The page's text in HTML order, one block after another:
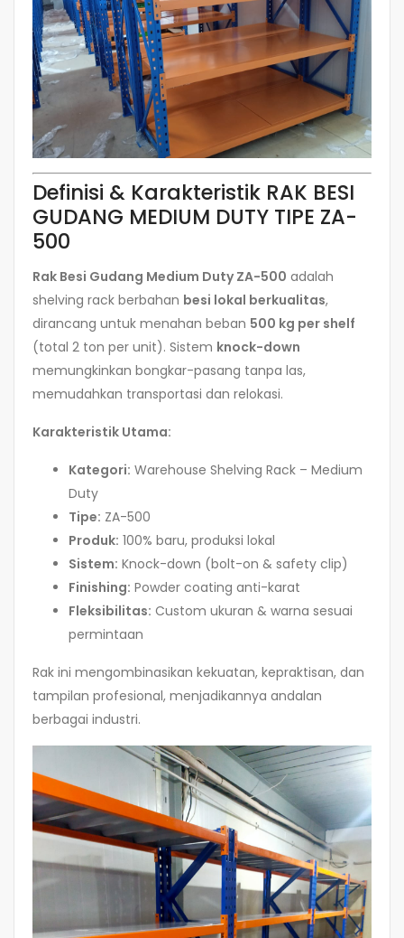
Definisi & Karakteristik RAK BESI
GUDANG MEDIUM DUTY TIPE ZA-
500
Rak Besi Gudang Medium Duty ZA-500 adalah
shelving rack berbahan besi lokal berkualitas,
dirancang untuk menahan beban 500 kg per shelf
(total 2 ton per unit). Sistem knock-down
memungkinkan bongkar-pasang tanpa las,
memudahkan transportasi dan relokasi.
Karakteristik Utama:
Kategori: Warehouse Shelving Rack – Medium
Duty
Tipe: ZA-500
Produk: 100% baru, produksi lokal
Sistem: Knock-down (bolt-on & safety clip)
Finishing: Powder coating anti-karat
Fleksibilitas: Custom ukuran & warna sesuai
permintaan
Rak ini mengombinasikan kekuatan, kepraktisan, dan
tampilan profesional, menjadikannya andalan
berbagai industri.